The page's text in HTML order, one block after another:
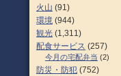
火山 (91)
環境 (944)
観光 (1,311)
配食サービス (257)
今月の宅配弁当 (2)
防災・防犯 (752)